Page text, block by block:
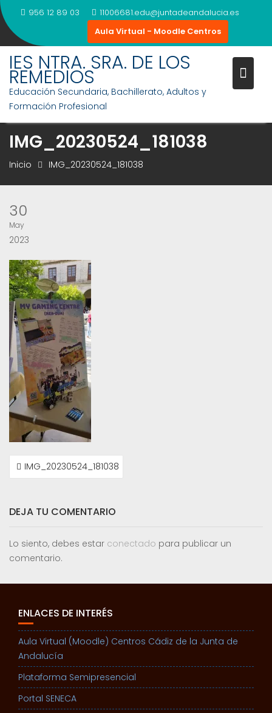
Saltar
al
contenido
956 12 89 03
11006681.edu@juntadeandalucia.es
Aula Virtual - Moodle Centros
IES NTRA. SRA. DE LOS
REMEDIOS
Educación Secundaria, Bachillerato, Adultos y
Formación Profesional
IMG_20230524_181038
Inicio IMG_20230524_181038
30
May
2023
NAVEGACIÓN
DEIMG_20230524_181038
DEJA TU COMENTARIO
Lo siento, debes estar conectado para publicar un
comentario.
ENLACES DE INTERÉS
Aula Virtual (Moodle) Centros Cádiz de la Junta de
Andalucía
Plataforma Semipresencial
Portal SENECA